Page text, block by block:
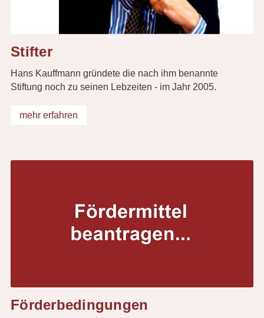
Stifter
Hans Kauffmann gründete die nach ihm benannte
Stiftung noch zu seinen Lebzeiten - im Jahr 2005.
mehr erfahren
Förderbedingungen